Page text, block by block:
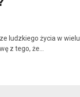
ludzkiego życia w wielu
z tego, że...